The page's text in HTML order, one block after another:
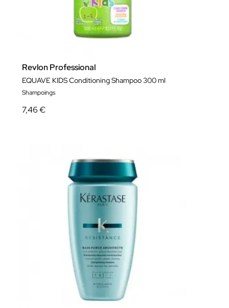
Revlon Professional
EQUAVE KIDS Conditioning Shampoo 300 ml
Shampoings
7,46 €